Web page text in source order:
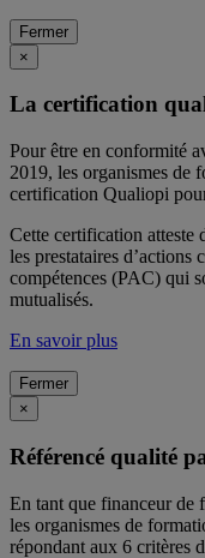
Fermer
×
La certification
Pour être en conformité
2019, les organismes de
certification Qualiopi
Cette certification atteste
les prestataires d’actions
compétences (PAC) qui
mutualisés.
En savoir plus
Fermer
×
Référencé qualité
En tant que financeur de
les organismes de
répondant aux 6 critères